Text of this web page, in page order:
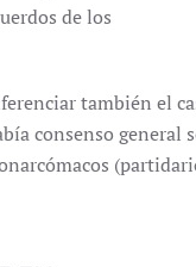
de los
también el
consenso general